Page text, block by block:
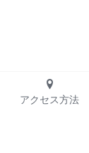
アクセス方法